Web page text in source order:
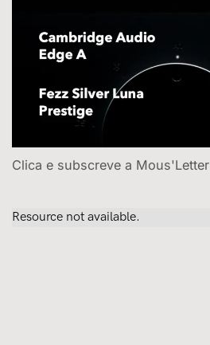
Clica e subscreve a Mous'Letter